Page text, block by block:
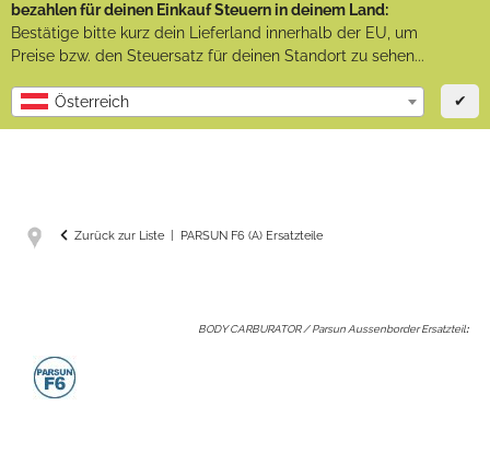
bezahlen für deinen Einkauf Steuern in deinem Land:
Bestätige bitte kurz dein Lieferland innerhalb der EU, um
Preise bzw. den Steuersatz für deinen Standort zu sehen...
Österreich ✔
Zurück zur Liste PARSUN F6 (A) Ersatzteile
BODY CARBURATOR / Parsun Aussenborder Ersatzteil: